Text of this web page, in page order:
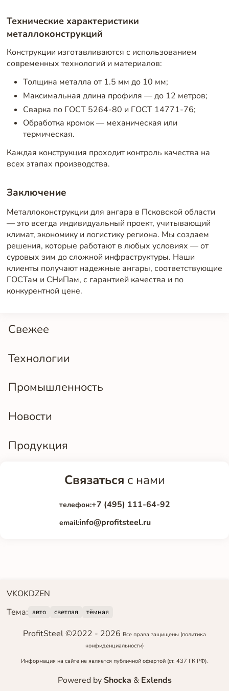
Свежее
Технологии
Промышленность
Новости
Продукция
Технические характеристики
металлоконструкций
Конструкции изготавливаются с использованием
современных технологий и материалов:
Толщина металла от 1.5 мм до 10 мм;
Максимальная длина профиля — до 12 метров;
Сварка по ГОСТ 5264-80 и ГОСТ 14771-76;
Обработка кромок — механическая или
термическая.
Каждая конструкция проходит контроль качества на
всех этапах производства.
Заключение
Металлоконструкции для ангара в Псковской области
— это всегда индивидуальный проект, учитывающий
климат, экономику и логистику региона. Мы создаем
решения, которые работают в любых условиях — от
суровых зим до сложной инфраструктуры. Наши
клиенты получают надежные ангары, соответствующие
ГОСТам и СНиПам, с гарантией качества и по
конкурентной цене.
Связаться с нами
телефон:+7 (495) 111-64-92
email:info@profitsteel.ru
VKOKDZEN
Тема: авто светлая тёмная
ProfitSteel ©2022 - 2026 Все права защищены (политика
конфиденциальности)
Информация на сайте не является публичной офертой (ст. 437 ГК РФ).
Powered by Shocka & Exlends